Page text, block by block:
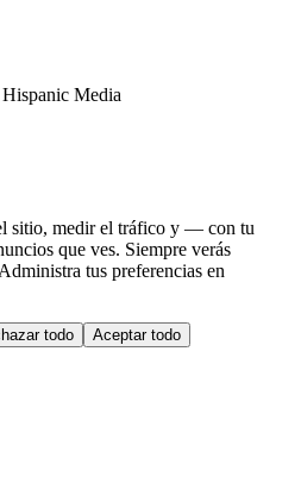
Media
sitio, medir el tráfico y — con tu
que ves. Siempre verás
tus preferencias en
todo Aceptar todo